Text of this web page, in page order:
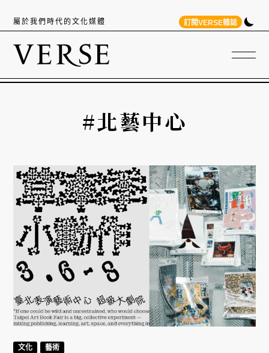
屬於我們時代的文化媒體 訂閱VERSE雜誌
#北藝中心
文化 藝術